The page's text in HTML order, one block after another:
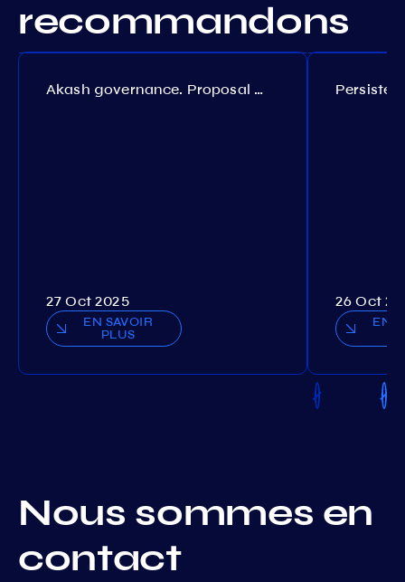
recommandons
Akash governance. Proposal №308
27 Oct 2025
EN SAVOIR
PLUS
26 Oct
EN
Nous sommes en
contact